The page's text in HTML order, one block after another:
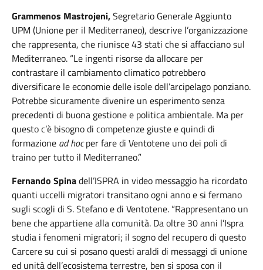
Grammenos Mastrojeni,Segretario Generale Aggiunto
UPM (Unione per il Mediterraneo), descrive l’organizzazione
che rappresenta, che riunisce 43 stati che si affacciano sul
Mediterraneo. “Le ingenti risorse da allocare per
contrastare il cambiamento climatico potrebbero
diversificare le economie delle isole dell’arcipelago ponziano.
Potrebbe sicuramente divenire un esperimento senza
precedenti di buona gestione e politica ambientale. Ma per
questo c’è bisogno di competenze giuste e quindi di
formazione ad hocper fare di Ventotene uno dei poli di
traino per tutto il Mediterraneo.”
Fernando Spinadell’ISPRA in video messaggio ha ricordato
quanti uccelli migratori transitano ogni anno e si fermano
sugli scogli di S. Stefano e di Ventotene. “Rappresentano un
bene che appartiene alla comunità. Da oltre 30 anni l’Ispra
studia i fenomeni migratori; il sogno del recupero di questo
Carcere su cui si posano questi araldi di messaggi di unione
ed unità dell’ecosistema terrestre, ben si sposa con il